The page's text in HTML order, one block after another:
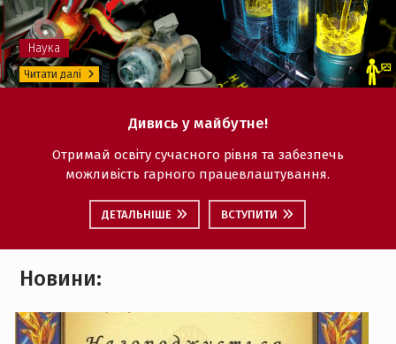
Наука
Читати далі
Дивись у майбутне!
Отримай освіту сучасного рівня та забезпечь
можливість гарного працевлаштування.
ДЕТАЛЬНІШЕ ВСТУПИТИ
Новини: